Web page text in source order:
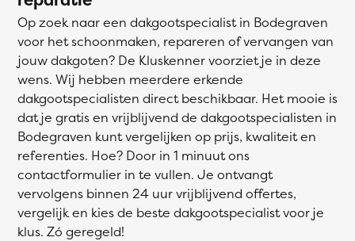
Op zoek naar een dakgootspecialist in Bodegraven
voor het schoonmaken, repareren of vervangen van
jouw dakgoten? De Kluskenner voorziet je in deze
wens. Wij hebben meerdere erkende
dakgootspecialisten direct beschikbaar. Het mooie is
dat je gratis en vrijblijvend de dakgootspecialisten in
Bodegraven kunt vergelijken op prijs, kwaliteit en
referenties. Hoe? Door in 1 minuut ons
contactformulier in te vullen. Je ontvangt
vervolgens binnen 24 uur vrijblijvend offertes,
vergelijk en kies de beste dakgootspecialist voor je
klus. Zó geregeld!